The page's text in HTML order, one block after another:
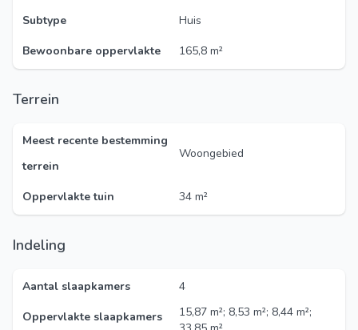
Subtype
Huis
Bewoonbare oppervlakte
165,8 m²
Terrein
Meest recente bestemming
terrein
Woongebied
Oppervlakte tuin 34 m²
Indeling
Aantal slaapkamers
4
Oppervlakte slaapkamers
15,87 m²; 8,53 m²; 8,44 m²;